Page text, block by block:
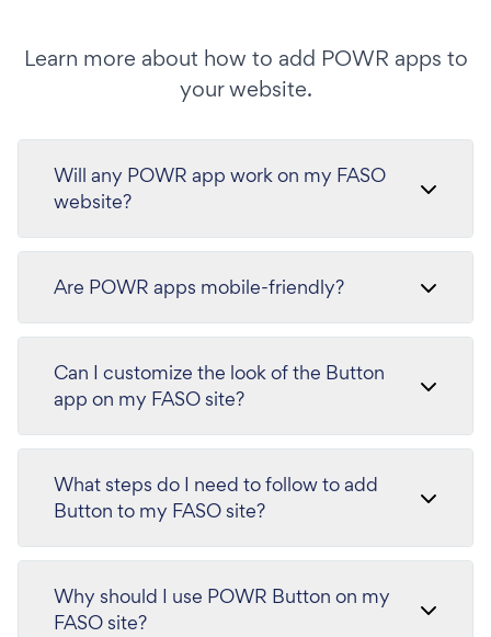
Learn more about how to add POWR apps to
your website.
Will any POWR app work on my FASO
website?
Are POWR apps mobile-friendly?
Can I customize the look of the Button
app on my FASO site?
What steps do I need to follow to add
Button to my FASO site?
Why should I use POWR Button on my
FASO site?